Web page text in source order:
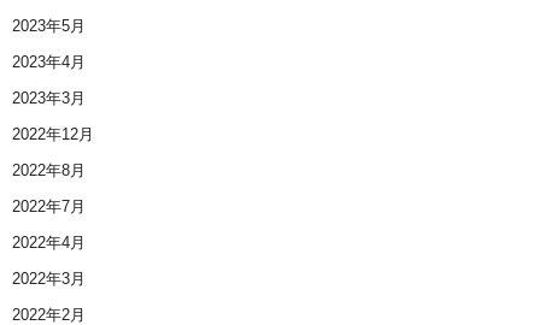
2023年5月
2023年4月
2023年3月
2022年12月
2022年8月
2022年7月
2022年4月
2022年3月
2022年2月